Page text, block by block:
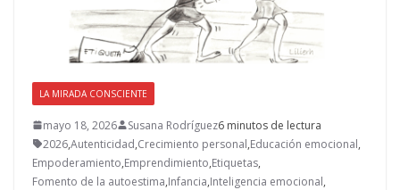
LA MIRADA CONSCIENTE
mayo 18, 2026 Susana Rodríguez6 minutos de lectura
2026,Autenticidad,Crecimiento personal,Educación emocional,
Empoderamiento,Emprendimiento,Etiquetas,
Fomento de la autoestima,Infancia,Inteligencia emocional,